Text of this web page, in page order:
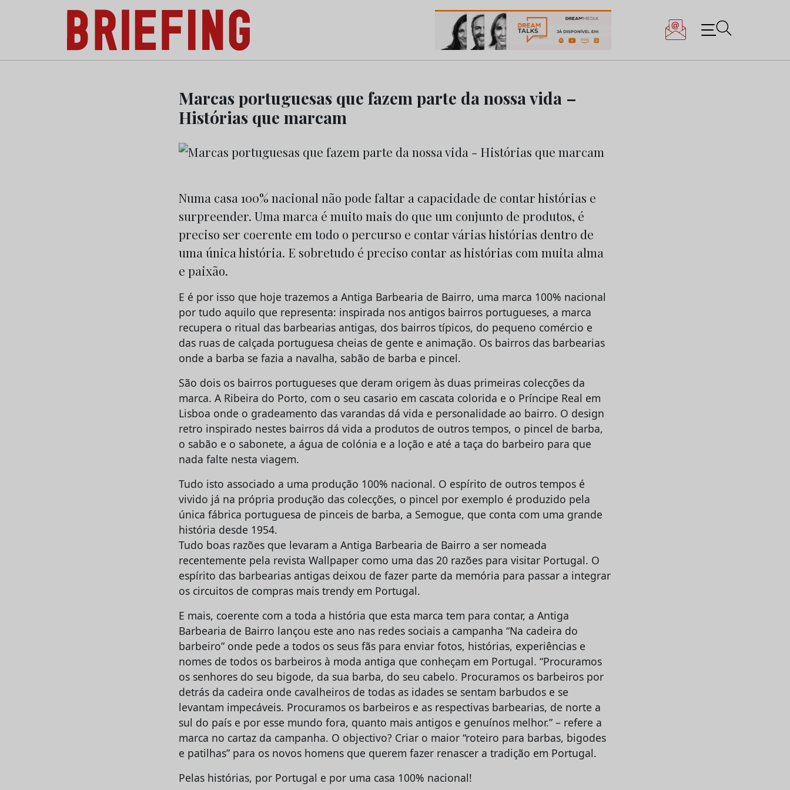
Briefing: Todas as notícias sobre os negócios do Marketing e da Publicidade
Marcas portuguesas que fazem parte da nossa vida –
Histórias que marcam
Numa casa 100% nacional não pode faltar a capacidade de contar histórias e
surpreender. Uma marca é muito mais do que um conjunto de produtos, é
preciso ser coerente em todo o percurso e contar várias histórias dentro de
uma única história. E sobretudo é preciso contar as histórias com muita alma
e paixão.
E é por isso que hoje trazemos a Antiga Barbearia de Bairro, uma marca 100% nacional
por tudo aquilo que representa: inspirada nos antigos bairros portugueses, a marca
recupera o ritual das barbearias antigas, dos bairros típicos, do pequeno comércio e
das ruas de calçada portuguesa cheias de gente e animação. Os bairros das barbearias
onde a barba se fazia a navalha, sabão de barba e pincel.
São dois os bairros portugueses que deram origem às duas primeiras colecções da
marca. A Ribeira do Porto, com o seu casario em cascata colorida e o Príncipe Real em
Lisboa onde o gradeamento das varandas dá vida e personalidade ao bairro. O design
retro inspirado nestes bairros dá vida a produtos de outros tempos, o pincel de barba,
o sabão e o sabonete, a água de colónia e a loção e até a taça do barbeiro para que
nada falte nesta viagem.
Tudo isto associado a uma produção 100% nacional. O espírito de outros tempos é
vivido já na própria produção das colecções, o pincel por exemplo é produzido pela
única fábrica portuguesa de pinceis de barba, a Semogue, que conta com uma grande
história desde 1954.
Tudo boas razões que levaram a Antiga Barbearia de Bairro a ser nomeada
recentemente pela revista Wallpaper como uma das 20 razões para visitar Portugal. O
espírito das barbearias antigas deixou de fazer parte da memória para passar a integrar
os circuitos de compras mais trendy em Portugal.
E mais, coerente com a toda a história que esta marca tem para contar, a Antiga
Barbearia de Bairro lançou este ano nas redes sociais a campanha “Na cadeira do
barbeiro” onde pede a todos os seus fãs para enviar fotos, histórias, experiências e
nomes de todos os barbeiros à moda antiga que conheçam em Portugal. “Procuramos
os senhores do seu bigode, da sua barba, do seu cabelo. Procuramos os barbeiros por
detrás da cadeira onde cavalheiros de todas as idades se sentam barbudos e se
levantam impecáveis. Procuramos os barbeiros e as respectivas barbearias, de norte a
sul do país e por esse mundo fora, quanto mais antigos e genuínos melhor.” – refere a
marca no cartaz da campanha. O objectivo? Criar o maior “roteiro para barbas, bigodes
e patilhas” para os novos homens que querem fazer renascer a tradição em Portugal.
Pelas histórias, por Portugal e por uma casa 100% nacional!